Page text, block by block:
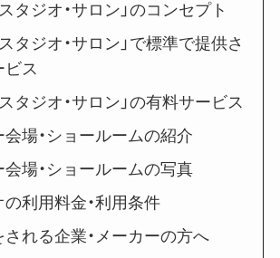
タジオ・サロン」のコンセプト
タジオ・サロン」で標準で提供さ
ビス
タジオ・サロン」の有料サービス
場・ショールームの紹介
場・ショールームの写真
の利用料金・利用条件
される企業・メーカーの方へ